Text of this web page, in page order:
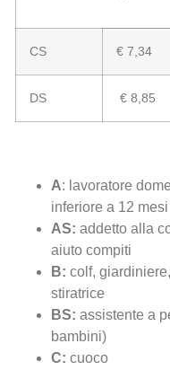
CS € 7,34
DS € 8,85
A: lavoratore
inferiore a 12 mesi
AS: addetto alla
aiuto compiti
B: colf,
stiratrice
BS: assistente a
bambini)
C: cuoco